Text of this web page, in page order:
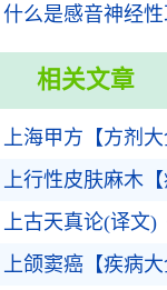
什么是感音神经性
相关文章
上海甲方【方剂大
上行性皮肤麻木【
上古天真论(译文)
上颌窦癌【疾病大